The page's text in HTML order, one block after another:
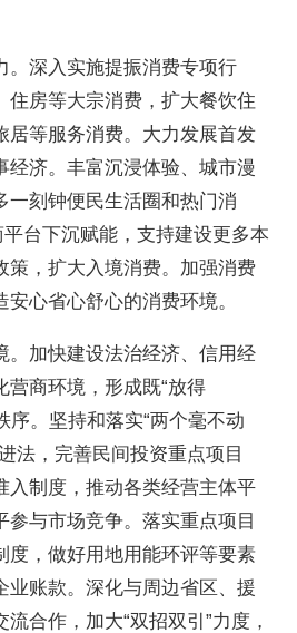
深入实施提振消费专项行
住房等大宗消费，扩大餐饮住
居等服务消费。大力发展首发
经济。丰富沉浸体验、城市漫
一刻钟便民生活圈和热门消
平台下沉赋能，支持建设更多本
策，扩大入境消费。加强消费
心省心舒心的消费环境。
加快建设法治经济、信用经
营商环境，形成既“放得
序。坚持和落实“两个毫不动
法，完善民间投资重点项目
入制度，推动各类经营主体平
参与市场竞争。落实重点项目
度，做好用地用能环评等要素
业账款。深化与周边省区、援
合作，加大“双招双引”力度，